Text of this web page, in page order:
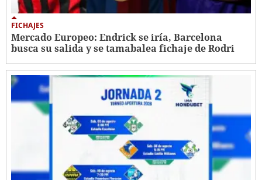
FICHAJES
Mercado Europeo: Endrick se iría, Barcelona
busca su salida y se tamabalea fichaje de Rodri